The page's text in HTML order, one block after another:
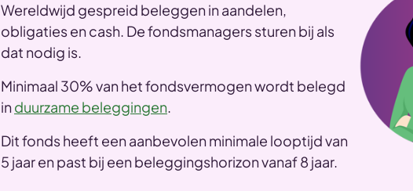
Wereldwijd gespreid beleggen in aandelen,
obligaties en cash. De fondsmanagers sturen bij als
dat nodig is.
Minimaal 30% van het fondsvermogen wordt belegd
induurzame beleggingen.
Dit fonds heeft een aanbevolen minimale looptijd van
5 jaar en past bij een beleggingshorizon vanaf 8 jaar.